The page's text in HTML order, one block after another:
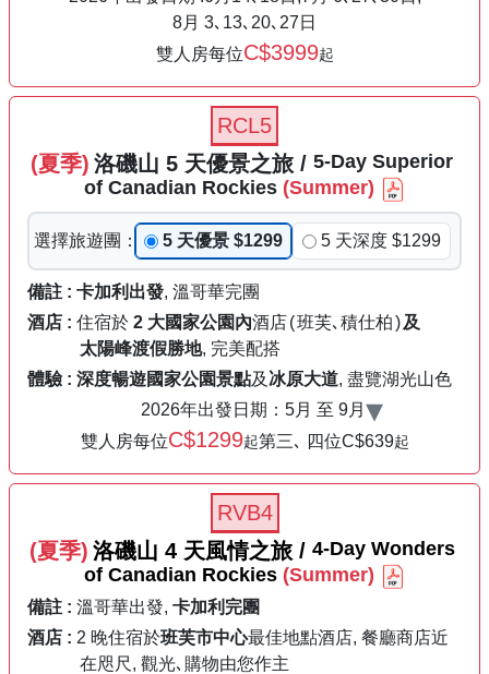
8月 3､13､20､27日
雙人房每位C$3999起
RCL5
(夏季) 洛磯山 5 天優景之旅 / 5-Day Superior
of Canadian Rockies (Summer)
選擇旅遊團 ： 5 天優景 $1299 5 天深度 $1299
備註 : 卡加利出發, 溫哥華完團
酒店 : 住宿於 2 大國家公園內酒店(班芙､積仕柏)及
太陽峰渡假勝地, 完美配搭
體驗 : 深度暢遊國家公園景點及 冰原大道, 盡覽湖光山色
2026年出發日期： 5月 至 9月 ▾
雙人房每位C$1299起第三､ 四位C$639起
RVB4
(夏季) 洛磯山 4 天風情之旅/ 4-Day Wonders
of Canadian Rockies (Summer)
備註 : 溫哥華出發, 卡加利完團
酒店 : 2 晚住宿於班芙市中心最佳地點酒店, 餐廳商店近
在咫尺, 觀光､購物由您作主